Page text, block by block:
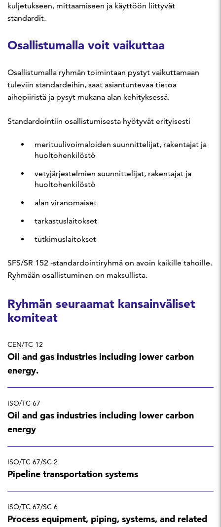
kuljetukseen, mittaamiseen ja käyttöön liittyvät
standardit.
Osallistumalla voit vaikuttaa
Osallistumalla ryhmän toimintaan pystyt vaikuttamaan
tuleviin standardeihin, saat asiantuntevaa tietoa
aihepiiristä ja pysyt mukana alan kehityksessä.
Standardointiin osallistumisesta hyötyvät erityisesti
merituulivoimaloiden suunnittelijat, rakentajat ja
huoltohenkilöstö
vetyjärjestelmien suunnittelijat, rakentajat ja
huoltohenkilöstö
alan viranomaiset
tarkastuslaitokset
tutkimuslaitokset
SFS/SR 152 -standardointiryhmä on avoin kaikille tahoille.
Ryhmään osallistuminen on maksullista.
Ryhmän seuraamat kansainväliset
komiteat
CEN/TC 12
Oil and gas industries including lower carbon
energy.
ISO/TC 67
Oil and gas industries including lower carbon
energy
ISO/TC 67/SC 2
Pipeline transportation systems
ISO/TC 67/SC 6
Process equipment, piping, systems, and related